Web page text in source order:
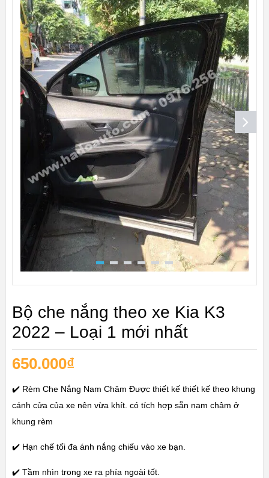
Bộ che nắng theo xe Kia K3
2022 – Loại 1 mới nhất
650.000₫
✔️ Rèm Che Nắng Nam Châm Được thiết kế thiết kế theo khung
cánh cửa của xe nên vừa khít. có tích hợp sẵn nam châm ở
khung rèm
✔️ Hạn chế tối đa ánh nắng chiếu vào xe bạn.
✔️ Tầm nhìn trong xe ra phía ngoài tốt.